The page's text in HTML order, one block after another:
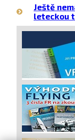
Ještě
leteckou